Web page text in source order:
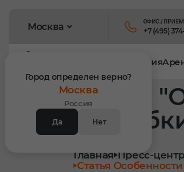
ОФИС /
+7 (495)
Москва
Город определен верно?
Москва
Россия
Да Нет
Продукция
Статья
Главная Пресс-центр
Статья